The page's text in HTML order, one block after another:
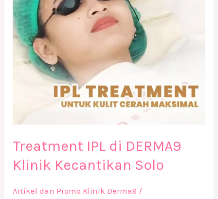
Treatment IPL di DERMA9
Klinik Kecantikan Solo
Artikel dan Promo Klinik Derma9 /
Kecantikan
Solo